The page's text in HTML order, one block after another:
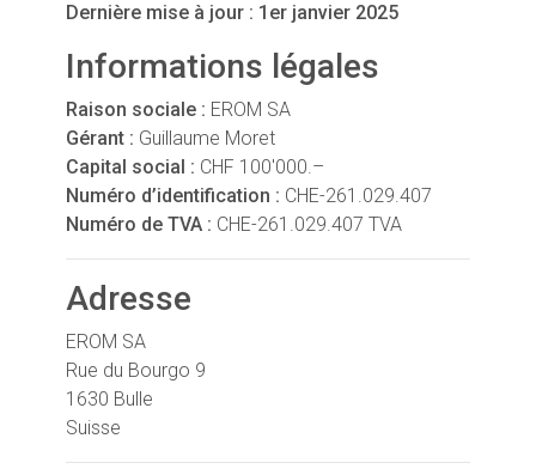
Dernière mise à jour : 1er janvier 2025
Informations légales
Raison sociale : EROM SA
Gérant : Guillaume Moret
Capital social : CHF 100'000.–
Numéro d’identification : CHE-261.029.407
Numéro de TVA : CHE-261.029.407 TVA
Adresse
EROM SA
Rue du Bourgo 9
1630 Bulle
Suisse